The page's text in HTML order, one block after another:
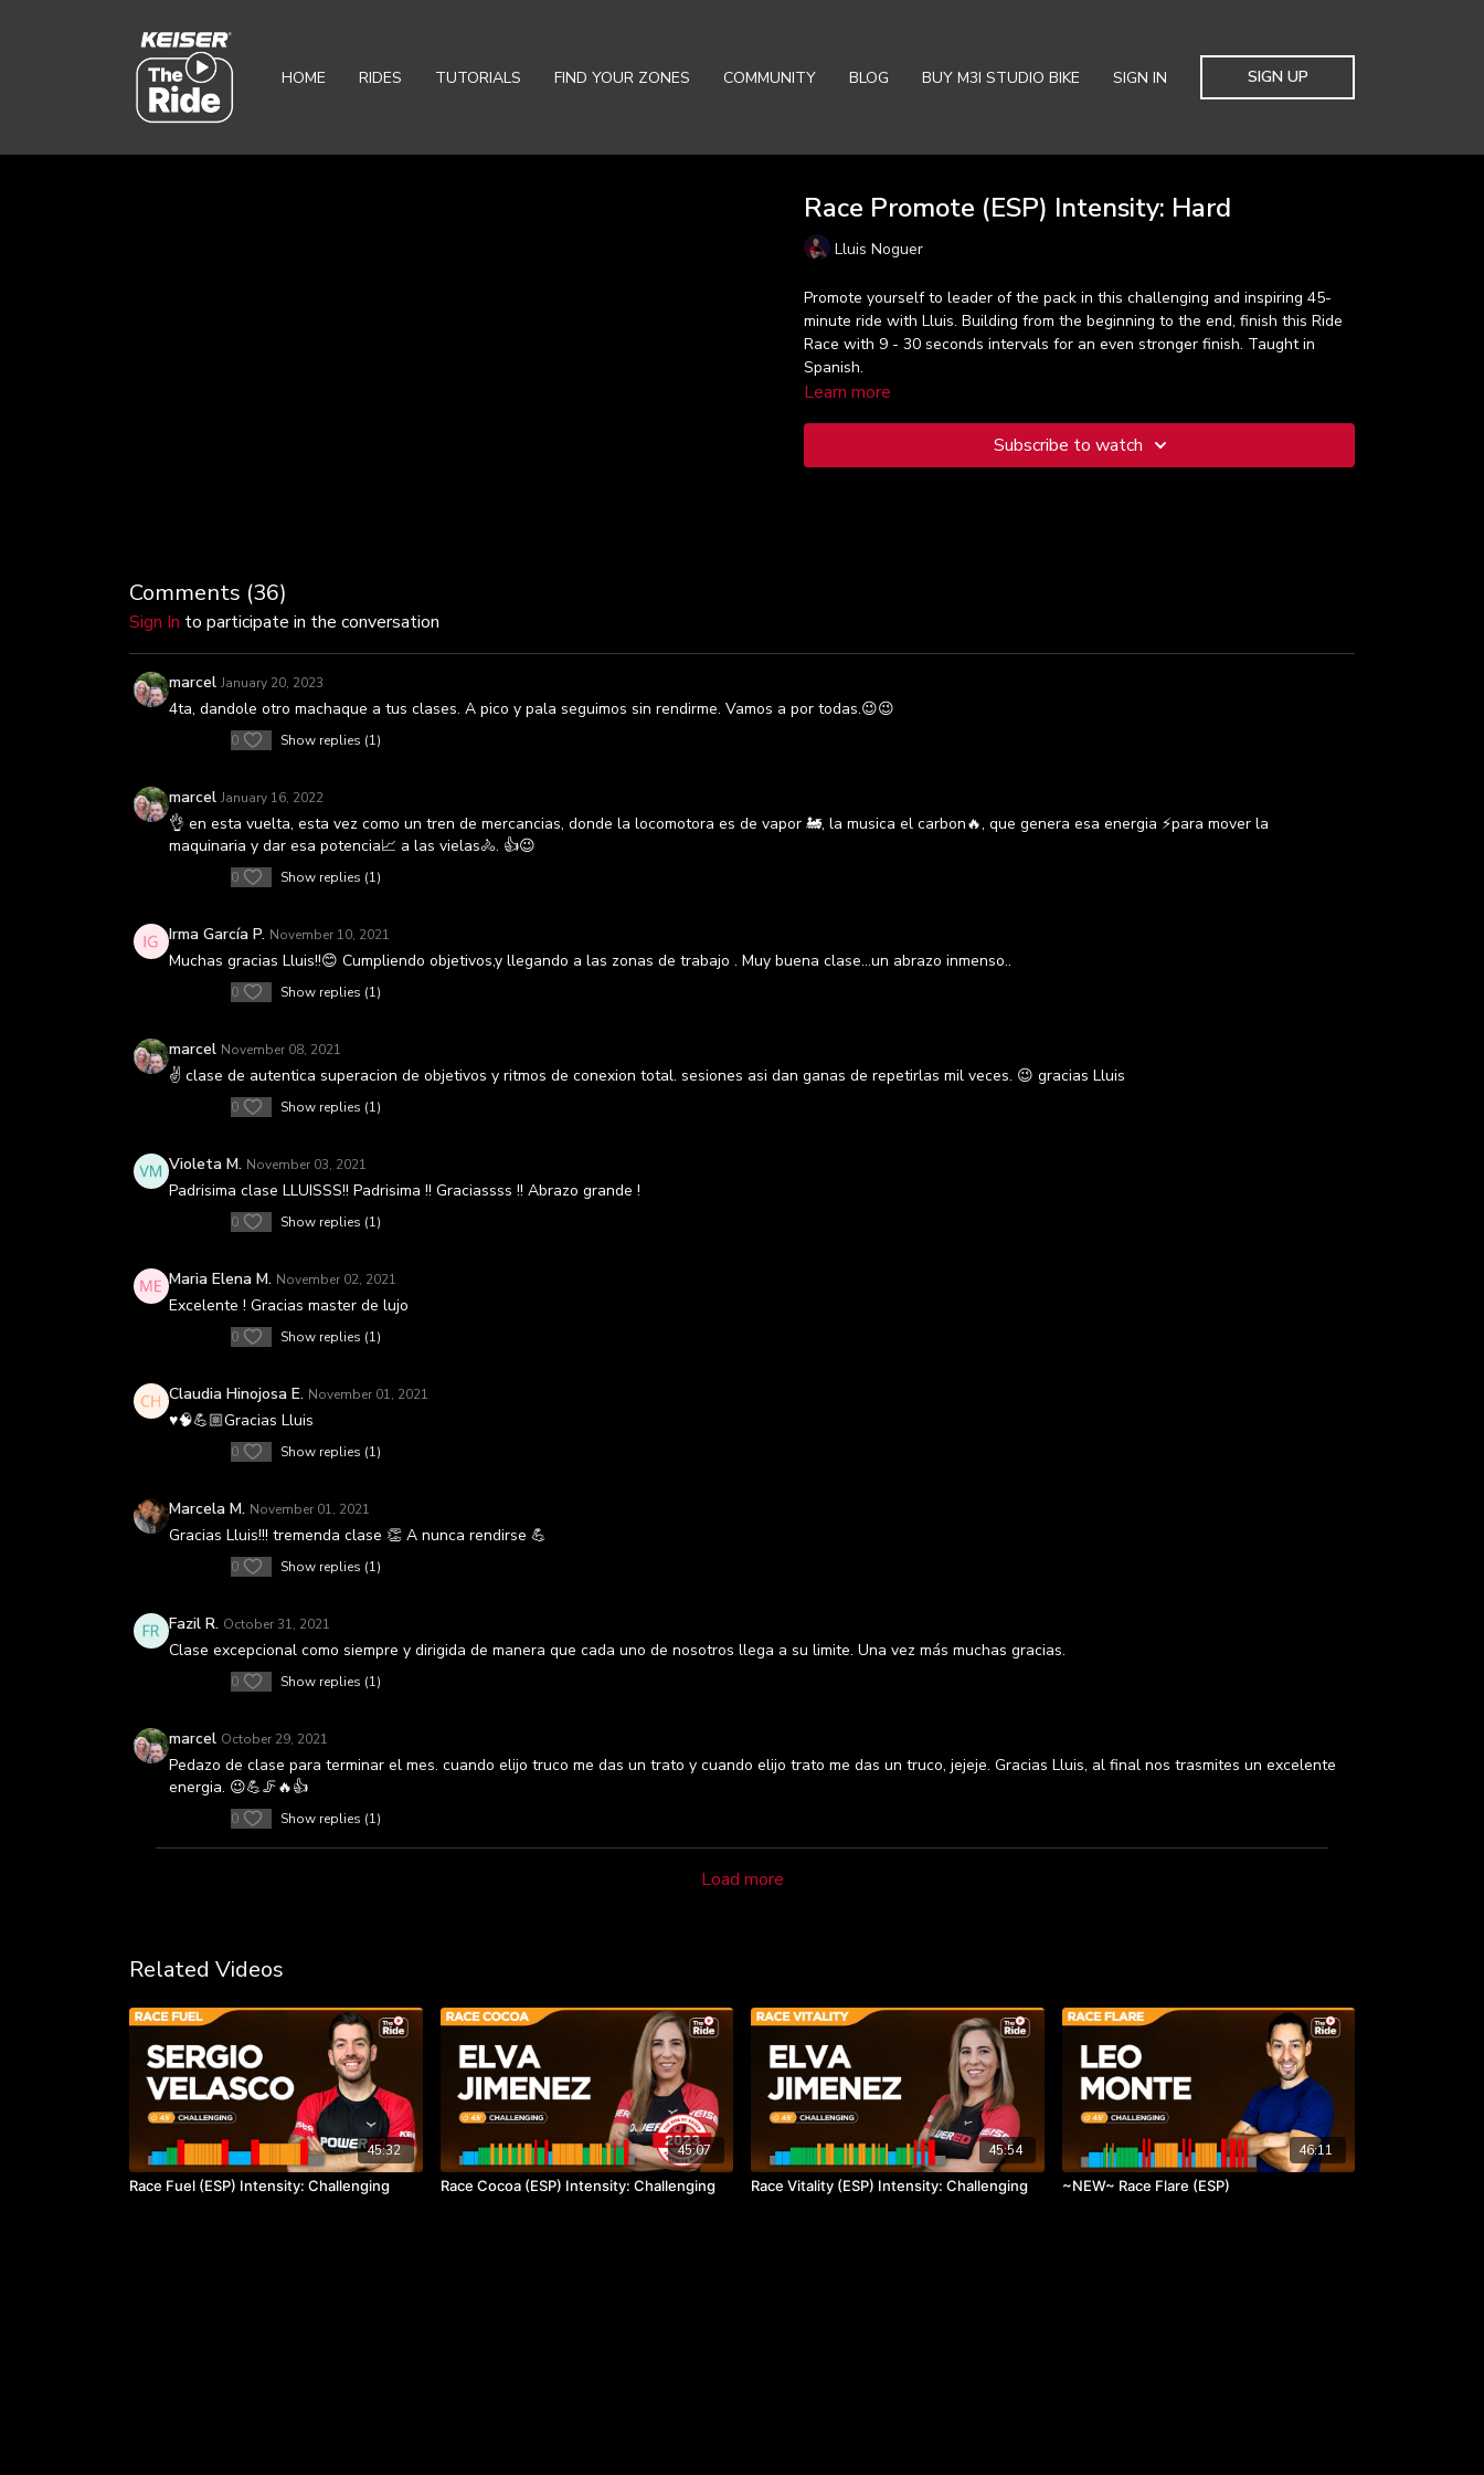
HOME RIDES TUTORIALS FIND YOUR ZONES COMMUNITY BLOG BUY M3I STUDIO BIKE SIGN IN SIGN UP
Race Promote (ESP) Intensity: Hard
Lluis Noguer
Promote yourself to leader of the pack in this challenging and inspiring 45-
minute ride with Lluis. Building from the beginning to the end, finish this Ride
Race with 9 - 30 seconds intervals for an even stronger finish. Taught in
Spanish.
Learn more
Subscribe to watch
Comments (36)
Sign In to participate in the conversation
marcel January 20, 2023
4ta, dandole otro machaque a tus clases. A pico y pala seguimos sin rendirme. Vamos a por todas.😉😉
0 Show replies (1)
marcel January 16, 2022
👌 en esta vuelta, esta vez como un tren de mercancias, donde la locomotora es de vapor 🚂, la musica el carbon🔥, que genera esa energia ⚡para mover la
maquinaria y dar esa potencia📈 a las vielas🚴. 👍😉
0 Show replies (1)
Irma García P. November 10, 2021
Muchas gracias Lluis!!😊 Cumpliendo objetivos,y llegando a las zonas de trabajo . Muy buena clase...un abrazo inmenso..
0 Show replies (1)
marcel November 08, 2021
✌ clase de autentica superacion de objetivos y ritmos de conexion total. sesiones asi dan ganas de repetirlas mil veces. 😉 gracias Lluis
0 Show replies (1)
Violeta M. November 03, 2021
Padrisima clase LLUISSS!! Padrisima !! Graciassss !! Abrazo grande !
0 Show replies (1)
Maria Elena M. November 02, 2021
Excelente ! Gracias master de lujo
0 Show replies (1)
Claudia Hinojosa E. November 01, 2021
♥️🧠💪🏼Gracias Lluis
0 Show replies (1)
Marcela M. November 01, 2021
Gracias Lluis!!! tremenda clase 👏 A nunca rendirse 💪
0 Show replies (1)
Fazil R. October 31, 2021
Clase excepcional como siempre y dirigida de manera que cada uno de nosotros llega a su limite. Una vez más muchas gracias.
0 Show replies (1)
marcel October 29, 2021
Pedazo de clase para terminar el mes. cuando elijo truco me das un trato y cuando elijo trato me das un truco, jejeje. Gracias Lluis, al final nos trasmites un excelente
energia. 😉💪🦵🔥👍
0 Show replies (1)
Load more
Related Videos
45:32
Race Fuel (ESP) Intensity: Challenging
45:07
Race Cocoa (ESP) Intensity: Challenging
45:54
Race Vitality (ESP) Intensity: Challenging
46:11
~NEW~ Race Flare (ESP)